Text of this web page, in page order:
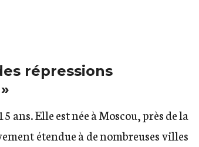
répressions
ans. Elle est née à Moscou, près de la
étendue à de nombreuses villes